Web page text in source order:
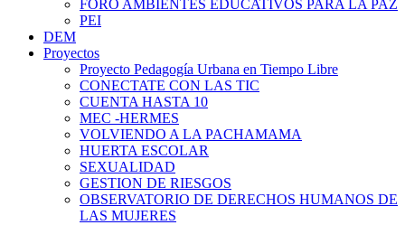
FORO AMBIENTES EDUCATIVOS PARA LA PAZ
PEI
DEM
Proyectos
Proyecto Pedagogía Urbana en Tiempo Libre
CONECTATE CON LAS TIC
CUENTA HASTA 10
MEC -HERMES
VOLVIENDO A LA PACHAMAMA
HUERTA ESCOLAR
SEXUALIDAD
GESTION DE RIESGOS
OBSERVATORIO DE DERECHOS HUMANOS DE
LAS MUJERES